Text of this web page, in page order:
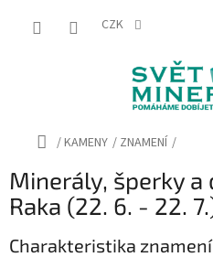
CZK
Domů
/KAMENY / ZNAMENÍ /
Minerály, šperky a
Raka (22. 6. - 22.
Charakteristika znamení